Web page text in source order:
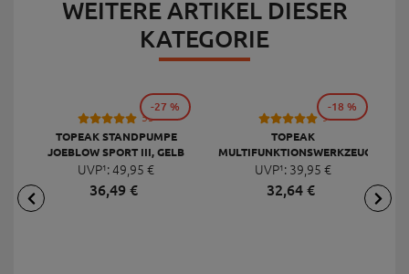
WEITERE ARTIKEL DIESER
KATEGORIE
53
TOPEAK STANDPUMPE
JOEBLOW SPORT III, GELB
UVP¹:49,95 €
36,49€
-27 %
9
TOPEAK
MULTIFUNKTIONSWERKZEUG
MINI 20 PRO
UVP¹: 39,95 €
32,64€
-18 %